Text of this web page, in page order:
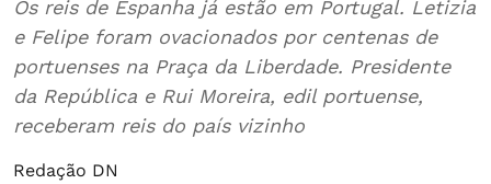
Os reis de Espanha já estão em Portugal. Letizia
e Felipe foram ovacionados por centenas de
portuenses na Praça da Liberdade. Presidente
da República e Rui Moreira, edil portuense,
receberam reis do país vizinho
Redação DN